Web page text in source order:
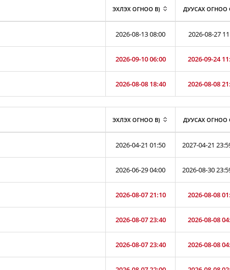
ЭХЛЭХ ОГНОО B) ДУУСАХ ОГНОО
2026-08-13 08:00 2026-08-27
2026-09-10 06:00 2026-09-24
2026-08-08 18:40
2026-08-08
ЭХЛЭХ ОГНОО B) ДУУСАХ ОГНОО
2026-04-21 01:50 2027-04-21
2026-06-29 04:00 2026-08-30
2026-08-07 21:10 2026-08-08
2026-08-07 23:40 2026-08-08
2026-08-07 23:40 2026-08-08